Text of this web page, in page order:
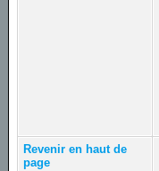
Revenir en haut de
page